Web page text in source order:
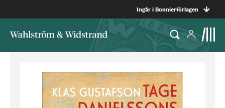
Ingår i Bonnierförlagen